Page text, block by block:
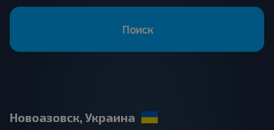
Поиск
Новоазовск, Украина